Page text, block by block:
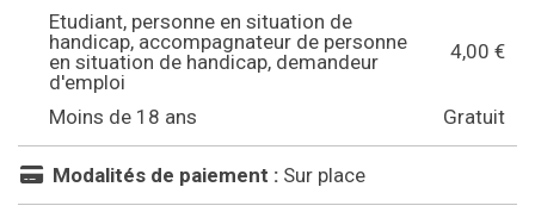
Etudiant, personne en situation de
handicap, accompagnateur de personne
en situation de handicap, demandeur
d'emploi
4,00 €
Moins de 18 ans Gratuit
Modalités de paiement : Sur place